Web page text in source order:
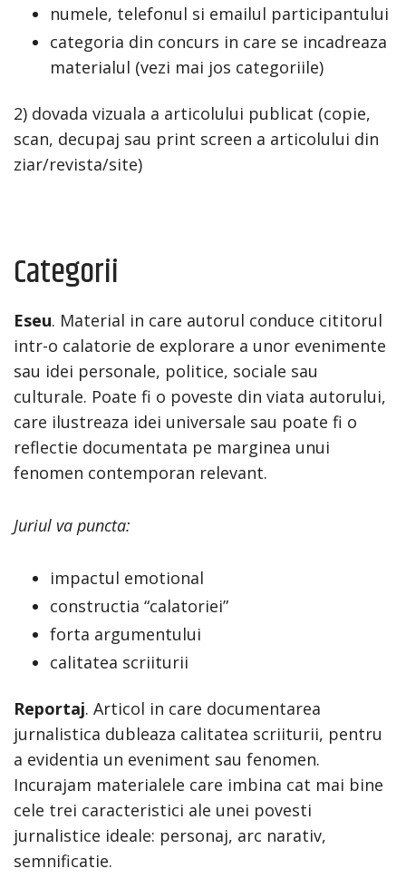
numele, telefonul si emailul participantului
categoria din concurs in care se incadreaza
materialul (vezi mai jos categoriile)
2) dovada vizuala a articolului publicat (copie,
scan, decupaj sau print screen a articolului din
ziar/revista/site)
Categorii
Eseu. Material in care autorul conduce cititorul
intr-o calatorie de explorare a unor evenimente
sau idei personale, politice, sociale sau
culturale. Poate fi o poveste din viata autorului,
care ilustreaza idei universale sau poate fi o
reflectie documentata pe marginea unui
fenomen contemporan relevant.
Juriul va puncta:
impactul emotional
constructia “calatoriei”
forta argumentului
calitatea scriiturii
Reportaj. Articol in care documentarea
jurnalistica dubleaza calitatea scriiturii, pentru
a evidentia un eveniment sau fenomen.
Incurajam materialele care imbina cat mai bine
cele trei caracteristici ale unei povesti
jurnalistice ideale: personaj, arc narativ,
semnificatie.